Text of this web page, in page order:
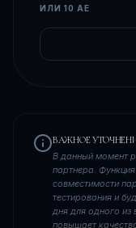
ИЛИ 10 АЕ
ВАЖНОЕ
В данный момент
партнера.
совместимости
тестирования и
дня для одного из
повышает